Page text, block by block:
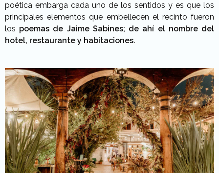
poética embarga cada uno de los sentidos y es que los
principales elementos que embellecen el recinto fueron
los poemas de Jaime Sabines; de ahí el nombre del
hotel, restaurante y habitaciones.